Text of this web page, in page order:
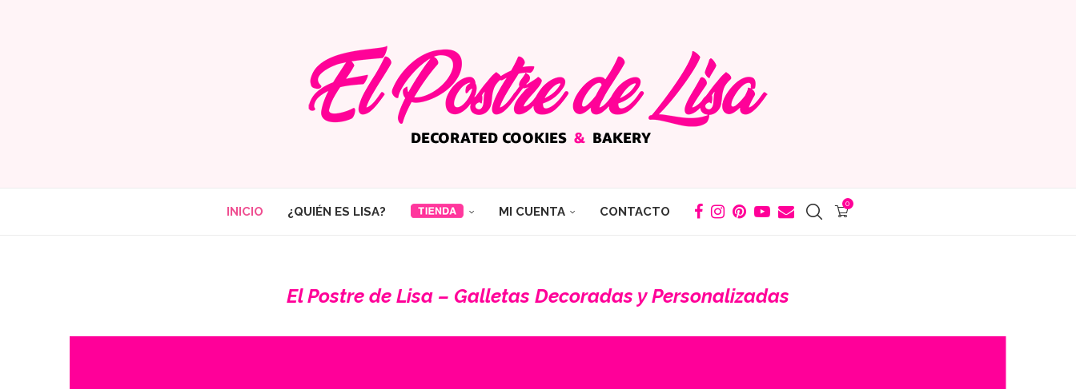
INICIO ¿QUIÉN ES LISA? MI CUENTA CONTACTO
0
El Postre de Lisa – Galletas Decoradas y Personalizadas